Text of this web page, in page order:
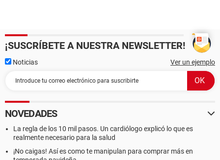
¡SUSCRÍBETE A NUESTRA NEWSLETTER!
Noticias Ver un ejemplo
NOVEDADES
La regla de los 10 mil pasos. Un cardiólogo explicó lo que es
realmente necesario para la salud
¡No caigas! Así es como te manipulan para comprar más en